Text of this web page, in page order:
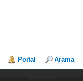
Portal Arama